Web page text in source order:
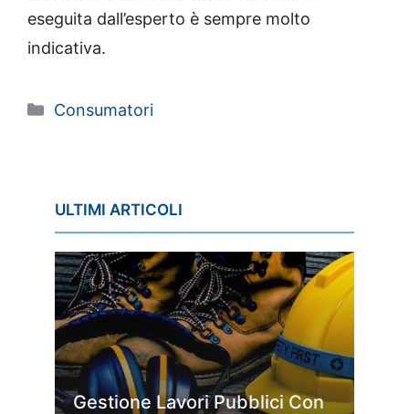
eseguita dall’esperto è sempre molto
indicativa.
Categorie
Consumatori
ULTIMI ARTICOLI
Gestione Lavori Pubblici Con